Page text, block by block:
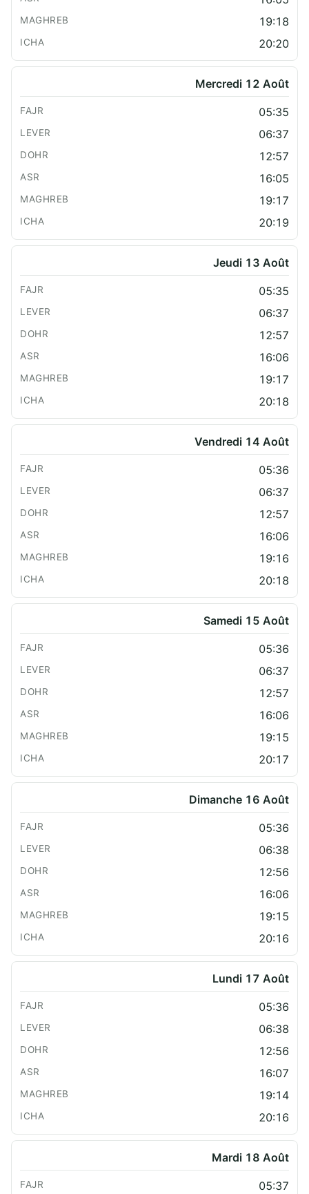
19:18
20:20
Mercredi 12 Août
05:35
06:37
12:57
16:05
19:17
20:19
Jeudi 13 Août
05:35
06:37
12:57
16:06
19:17
20:18
Vendredi 14 Août
05:36
06:37
12:57
16:06
19:16
20:18
Samedi 15 Août
05:36
06:37
12:57
16:06
19:15
20:17
Dimanche 16 Août
05:36
06:38
12:56
16:06
19:15
20:16
Lundi 17 Août
05:36
06:38
12:56
16:07
19:14
20:16
Mardi 18 Août
05:37